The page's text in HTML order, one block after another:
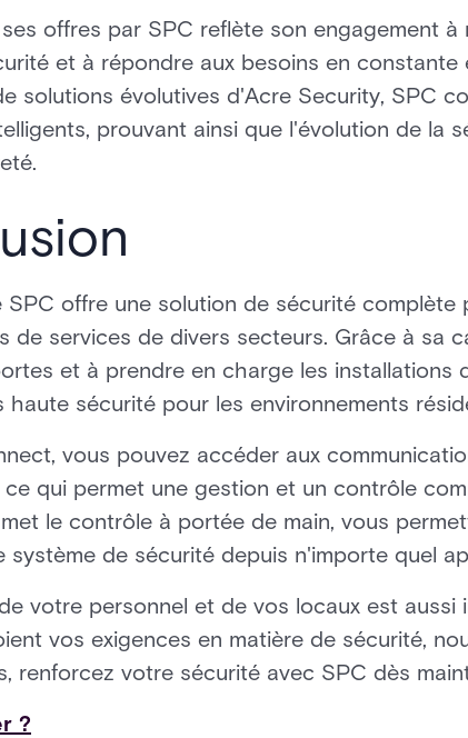
offres par SPC reflète son engagement
et à répondre aux besoins en
solutions évolutives d'Acre Security, SPC
prouvant ainsi que l'évolution de la
SPC offre une solution de sécurité
de services de divers secteurs. Grâce à sa
et à prendre en charge les installations
haute sécurité pour les environnements
vous pouvez accéder aux
ce qui permet une gestion et un contrôle
le contrôle à portée de main, vous
système de sécurité depuis n'importe quel
votre personnel et de vos locaux est
vos exigences en matière de sécurité,
renforcez votre sécurité avec SPC dès
?